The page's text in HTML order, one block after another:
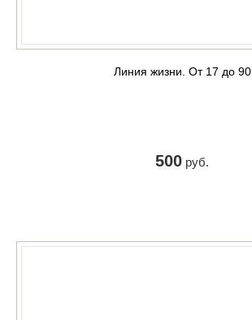
Линия жизни. От 17 до 90
500 руб.